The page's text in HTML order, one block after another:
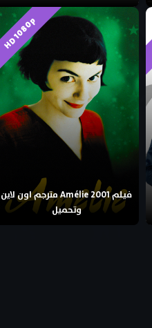
HD 1080p
فيلم Amélie 2001 مترجم اون لاين
وتحميل